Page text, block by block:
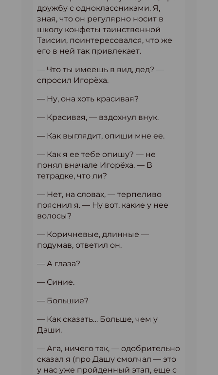
дружбу с одноклассниками. Я,
зная, что он регулярно носит в
школу конфеты таинственной
Таисии, поинтересовался, что же
его в ней так привлекает.
— Что ты имеешь в вид, дед? —
спросил Игорёха.
— Ну, она хоть красивая?
— Красивая, — вздохнул внук.
— Как выглядит, опиши мне ее.
— Как я ее тебе опишу? — не
понял вначале Игорёха. — В
тетрадке, что ли?
— Нет, на словах, — терпеливо
пояснил я. — Ну вот, какие у нее
волосы?
— Коричневые, длинные —
подумав, ответил он.
— А глаза?
— Синие.
— Большие?
— Как сказать… Больше, чем у
Даши.
— Ага, ничего так, — одобрительно
сказал я (про Дашу смолчал — это
у нас уже пройденный этап, еще с